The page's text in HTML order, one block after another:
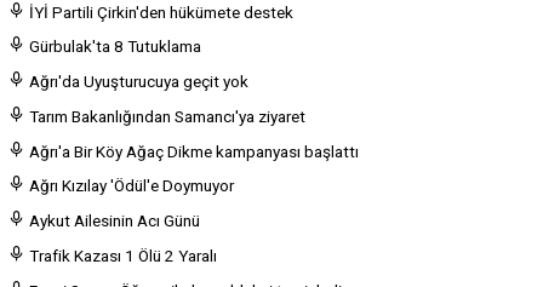
İYİ Partili Çirkin'den hükümete destek
Gürbulak'ta 8 Tutuklama
Ağrı'da Uyuşturucuya geçit yok
Tarım Bakanlığından Samancı'ya ziyaret
Ağrı'a Bir Köy Ağaç Dikme kampanyası başlattı
Ağrı Kızılay 'Ödül'e Doymuyor
Aykut Ailesinin Acı Günü
Trafik Kazası 1 Ölü 2 Yaralı